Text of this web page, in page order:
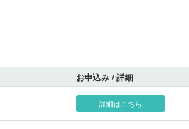
お申込み / 詳細
詳細はこちら